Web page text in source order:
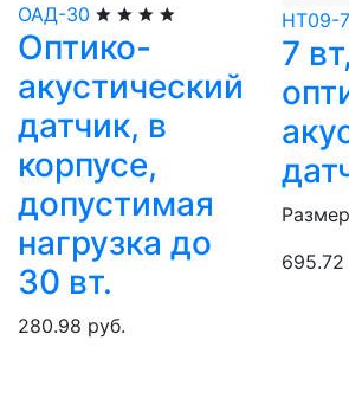
ОАД-30
Оптико-
акустический
датчик, в
корпусе,
допустимая
нагрузка до
30 вт.
280.98 руб.
НТ09-
7
695.72